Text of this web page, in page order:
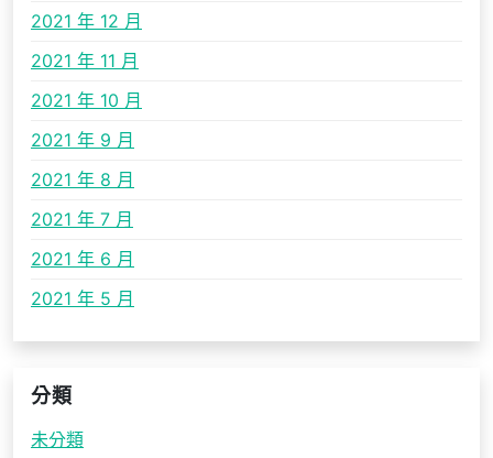
2021 年 12 月
2021 年 11 月
2021 年 10 月
2021 年 9 月
2021 年 8 月
2021 年 7 月
2021 年 6 月
2021 年 5 月
分類
未分類